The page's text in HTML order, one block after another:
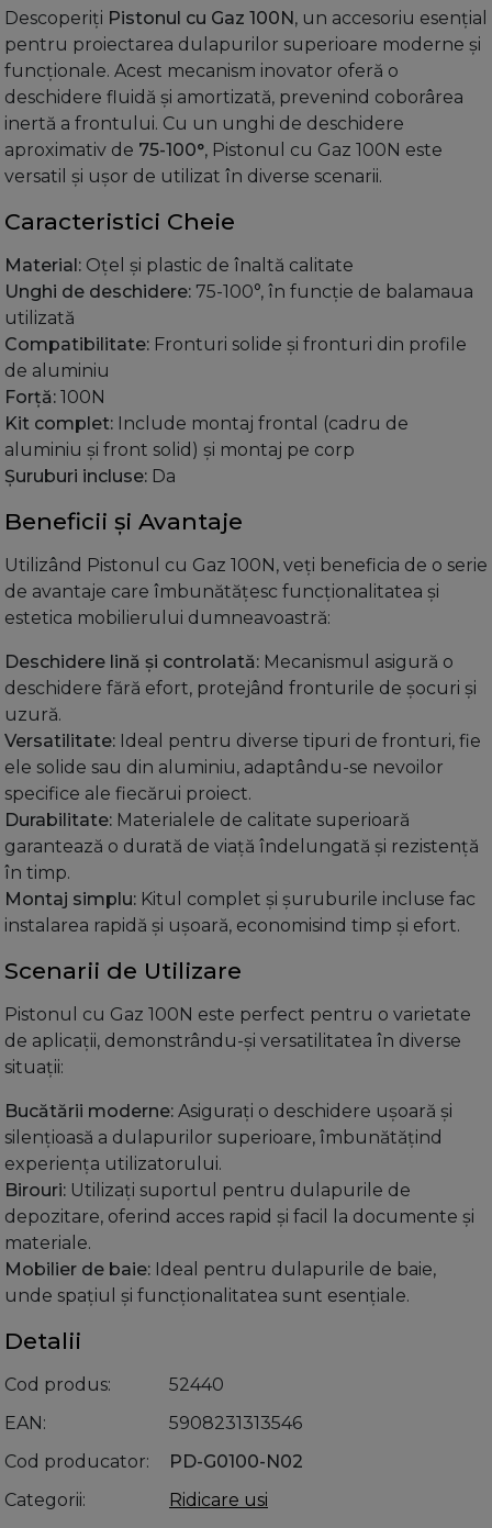
Descoperiți Pistonul cu Gaz 100N, un accesoriu esențial
pentru proiectarea dulapurilor superioare moderne și
funcționale. Acest mecanism inovator oferă o
deschidere fluidă și amortizată, prevenind coborârea
inertă a frontului. Cu un unghi de deschidere
aproximativ de 75-100°, Pistonul cu Gaz 100N este
versatil și ușor de utilizat în diverse scenarii.
Caracteristici Cheie
Material: Oțel și plastic de înaltă calitate
Unghi de deschidere: 75-100°, în funcție de balamaua
utilizată
Compatibilitate: Fronturi solide și fronturi din profile
de aluminiu
Forță: 100N
Kit complet: Include montaj frontal (cadru de
aluminiu și front solid) și montaj pe corp
Șuruburi incluse: Da
Beneficii și Avantaje
Utilizând Pistonul cu Gaz 100N, veți beneficia de o serie
de avantaje care îmbunătățesc funcționalitatea și
estetica mobilierului dumneavoastră:
Deschidere lină și controlată: Mecanismul asigură o
deschidere fără efort, protejând fronturile de șocuri și
uzură.
Versatilitate: Ideal pentru diverse tipuri de fronturi, fie
ele solide sau din aluminiu, adaptându-se nevoilor
specifice ale fiecărui proiect.
Durabilitate: Materialele de calitate superioară
garantează o durată de viață îndelungată și rezistență
în timp.
Montaj simplu: Kitul complet și șuruburile incluse fac
instalarea rapidă și ușoară, economisind timp și efort.
Scenarii de Utilizare
Pistonul cu Gaz 100N este perfect pentru o varietate
de aplicații, demonstrându-și versatilitatea în diverse
situații:
Bucătării moderne: Asigurați o deschidere ușoară și
silențioasă a dulapurilor superioare, îmbunătățind
experiența utilizatorului.
Birouri: Utilizați suportul pentru dulapurile de
depozitare, oferind acces rapid și facil la documente și
materiale.
Mobilier de baie: Ideal pentru dulapurile de baie,
unde spațiul și funcționalitatea sunt esențiale.
Detalii
Cod produs
52440
EAN
5908231313546
Cod producator
PD-G0100-N02
Categorii
Ridicare usi